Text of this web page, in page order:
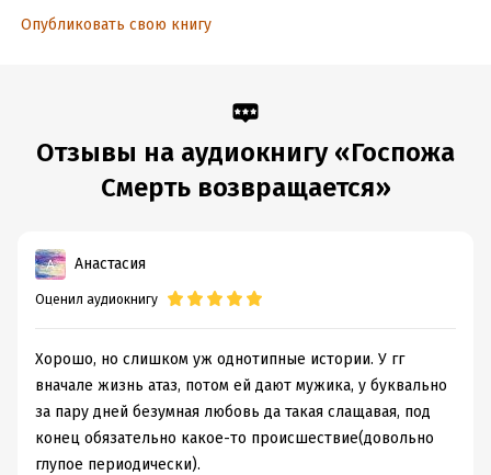
Опубликовать свою книгу
Отзывы на аудиокнигу «Госпожа
Смерть возвращается»
Анастасия
Оценил аудиокнигу
Хорошо, но слишком уж однотипные истории. У гг
вначале жизнь атаз, потом ей дают мужика, у буквально
за пару дней безумная любовь да такая слащавая, под
конец обязательно какое-то происшествие(довольно
глупое периодически).